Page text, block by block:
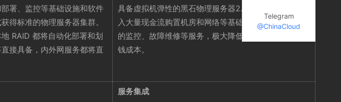
署、监控等基础设施和软件
得标准的物理服务器集群。
RAID 都将自动化部署和划
接具备，内外网服务都将直
具备虚拟机弹性的黑石物理服务器2.0让您无需一次性投
入大量现金流购置机房和网络等基础设备。完善、快捷
的监控、故障维修等服务，极大降低了维护的人力和金
钱成本。
服务集成
Telegram
@ChinaCloud